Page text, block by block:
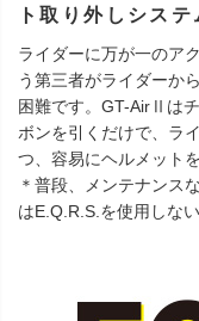
ト取り外しシステ
ライダーに万が一のア
う第三者がライダーか
困難です。GT-AirⅡは
ボンを引くだけで、ラ
つ、容易にヘルメット
＊普段、メンテナンス
はE.Q.R.S.を使用しな